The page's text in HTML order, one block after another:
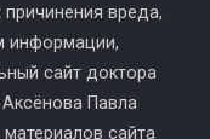
вреда,
информации,
сайт доктора
Павла
сайта